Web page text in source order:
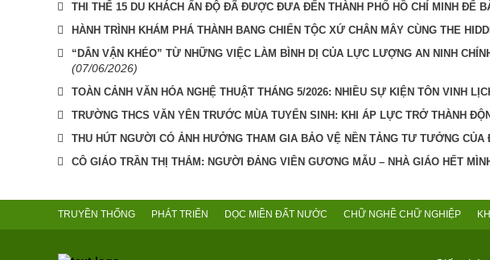
THI THỂ 15 DU KHÁCH ẤN ĐỘ ĐÃ ĐƯỢC ĐƯA ĐẾN THÀNH PHỐ HỒ CHÍ MINH ĐỂ
HÀNH TRÌNH KHÁM PHÁ THÀNH BANG CHIẾN TỘC XỨ CHÂN MÂY CÙNG THE
“DÂN VẬN KHÉO” TỪ NHỮNG VIỆC LÀM BÌNH DỊ CỦA LỰC LƯỢNG AN NINH
(07/06/2026)
TOÀN CẢNH VĂN HÓA NGHỆ THUẬT THÁNG 5/2026: NHIỀU SỰ KIỆN TÔN VINH
TRƯỜNG THCS VĂN YÊN TRƯỚC MÙA TUYỂN SINH: KHI ÁP LỰC TRỞ THÀNH
THU HÚT NGƯỜI CÓ ẢNH HƯỞNG THAM GIA BẢO VỆ NỀN TẢNG TƯ TƯỞNG CỦA
CÔ GIÁO TRẦN THỊ THẮM: NGƯỜI ĐẢNG VIÊN GƯƠNG MẪU – NHÀ GIÁO HẾT
TRUYỀN THỐNG PHÁT TRIỂN DỌC MIỀN ĐẤT NƯỚC CHỮ NGHỀ CHỮ NGHIỆP